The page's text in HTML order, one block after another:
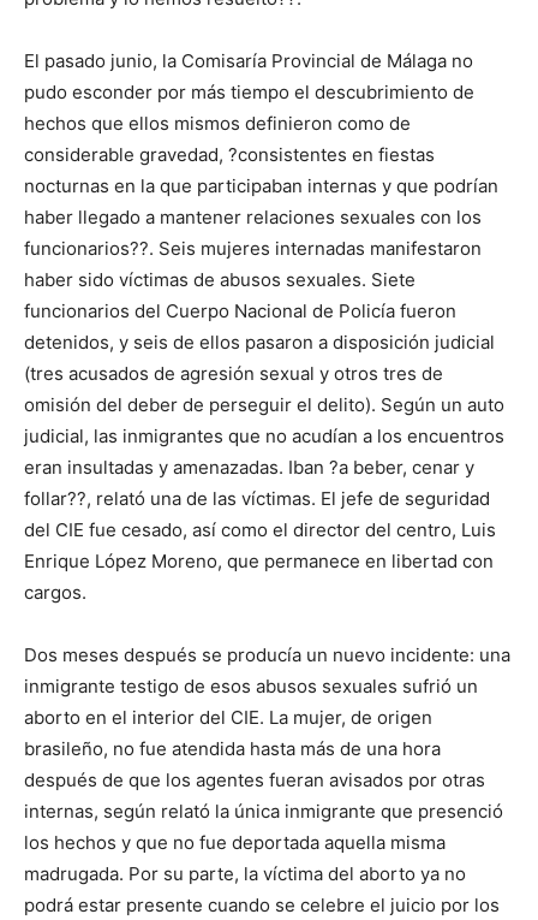
El pasado junio, la Comisaría Provincial de Málaga no
pudo esconder por más tiempo el descubrimiento de
hechos que ellos mismos definieron como de
considerable gravedad, ?consistentes en fiestas
nocturnas en la que participaban internas y que podrían
haber llegado a mantener relaciones sexuales con los
funcionarios??. Seis mujeres internadas manifestaron
haber sido víctimas de abusos sexuales. Siete
funcionarios del Cuerpo Nacional de Policía fueron
detenidos, y seis de ellos pasaron a disposición judicial
(tres acusados de agresión sexual y otros tres de
omisión del deber de perseguir el delito). Según un auto
judicial, las inmigrantes que no acudían a los encuentros
eran insultadas y amenazadas. Iban ?a beber, cenar y
follar??, relató una de las víctimas. El jefe de seguridad
del CIE fue cesado, así como el director del centro, Luis
Enrique López Moreno, que permanece en libertad con
cargos.
Dos meses después se producía un nuevo incidente: una
inmigrante testigo de esos abusos sexuales sufrió un
aborto en el interior del CIE. La mujer, de origen
brasileño, no fue atendida hasta más de una hora
después de que los agentes fueran avisados por otras
internas, según relató la única inmigrante que presenció
los hechos y que no fue deportada aquella misma
madrugada. Por su parte, la víctima del aborto ya no
podrá estar presente cuando se celebre el juicio por los